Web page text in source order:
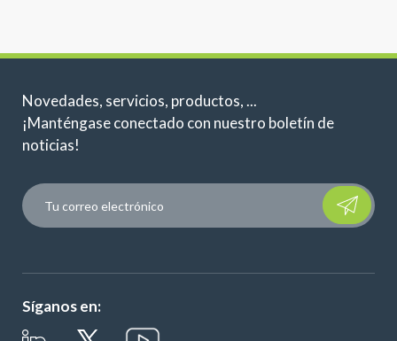
Novedades, servicios, productos, ...
¡Manténgase conectado con nuestro boletín de
noticias!
Please
Síganos en: